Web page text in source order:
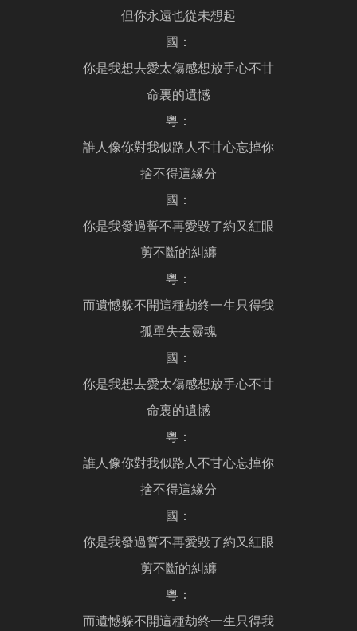
但你永遠也從未想起
國：
你是我想去愛太傷感想放手心不甘
命裏的遺憾
粵：
誰人像你對我似路人不甘心忘掉你
捨不得這緣分
國：
你是我發過誓不再愛毀了約又紅眼
剪不斷的糾纏
粵：
而遺憾躲不開這種劫終一生只得我
孤單失去靈魂
國：
你是我想去愛太傷感想放手心不甘
命裏的遺憾
粵：
誰人像你對我似路人不甘心忘掉你
捨不得這緣分
國：
你是我發過誓不再愛毀了約又紅眼
剪不斷的糾纏
粵：
而遺憾躲不開這種劫終一生只得我